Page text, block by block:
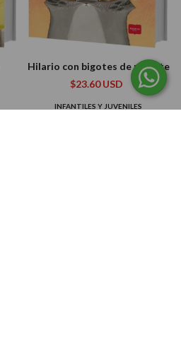
Hilario con bigotes de resorte
$23.60 USD
INFANTILES Y JUVENILES